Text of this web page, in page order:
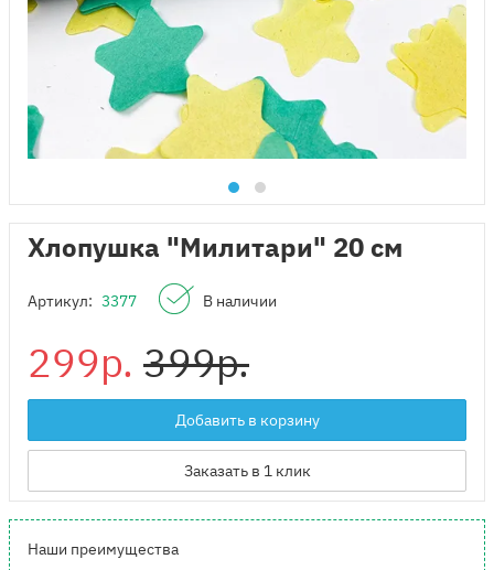
Хлопушка "Милитари" 20 см
Артикул: 3377 В наличии
299р. 399р.
Добавить в корзину
Заказать в 1 клик
Наши преимущества